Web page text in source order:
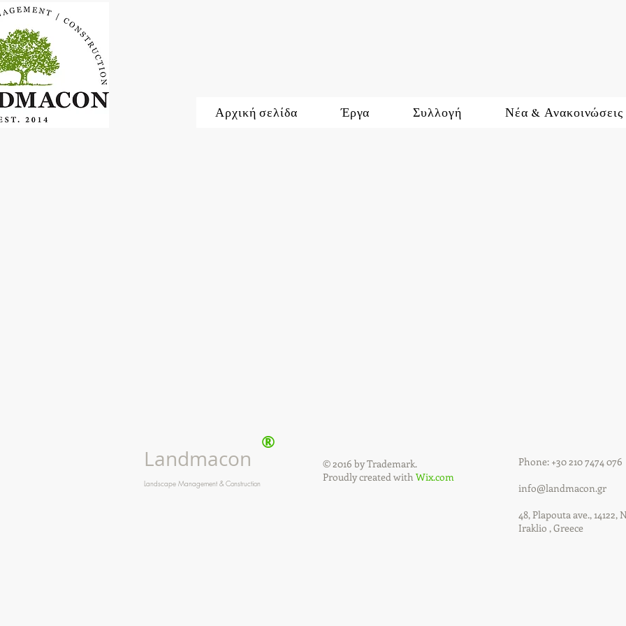
Αρχική σελίδα Έργα Συλλογή Νέα & Ανακοινώσεις
Landmacon
®
Landscape Management & Construction
© 2016 by Trademark.
Proudly created with Wix.com
Phone: +30 210 7474 076
info@landmacon.gr
48, Plapouta ave., 14122,
Iraklio , Greece